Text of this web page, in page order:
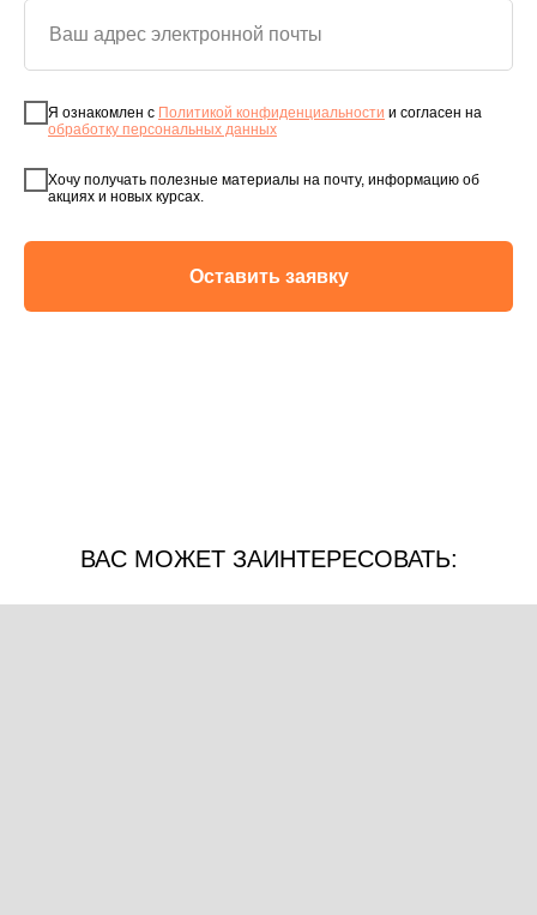
Я ознакомлен с Политикой конфиденциальности и согласен на
обработку персональных данных
Хочу получать полезные материалы на почту, информацию об
акциях и новых курсах.
Оставить заявку
ВАС МОЖЕТ ЗАИНТЕРЕСОВАТЬ: